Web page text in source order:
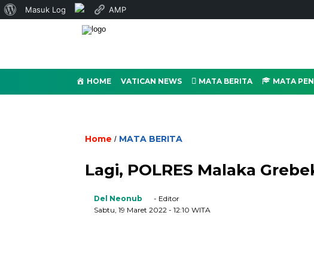
Tentang
Masuk Log AMP
HOME VATICAN NEWS MATA BERITA MATA
Home / MATA BERITA
Lagi, POLRES Malaka
Del Neonub
- Editor
Sabtu, 19 Maret 2022 - 12:10 WITA